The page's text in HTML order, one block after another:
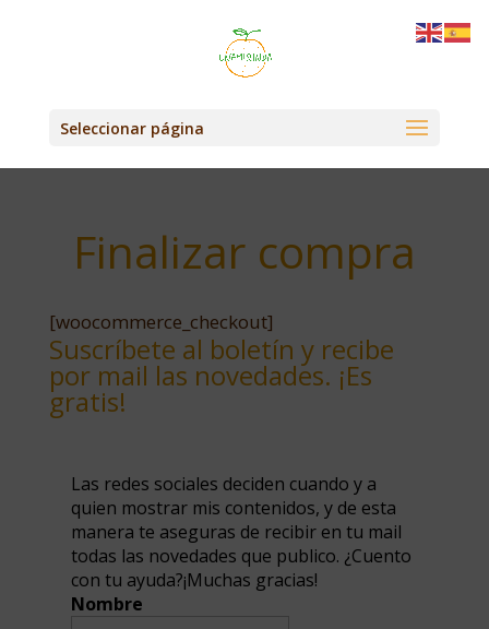
Seleccionar página
Finalizar compra
[woocommerce_checkout]
Suscríbete al boletín y recibe
por mail las novedades. ¡Es
gratis!
Las redes sociales deciden cuando y a
quien mostrar mis contenidos, y de esta
manera te aseguras de recibir en tu mail
todas las novedades que publico. ¿Cuento
con tu ayuda?¡Muchas gracias!
Nombre